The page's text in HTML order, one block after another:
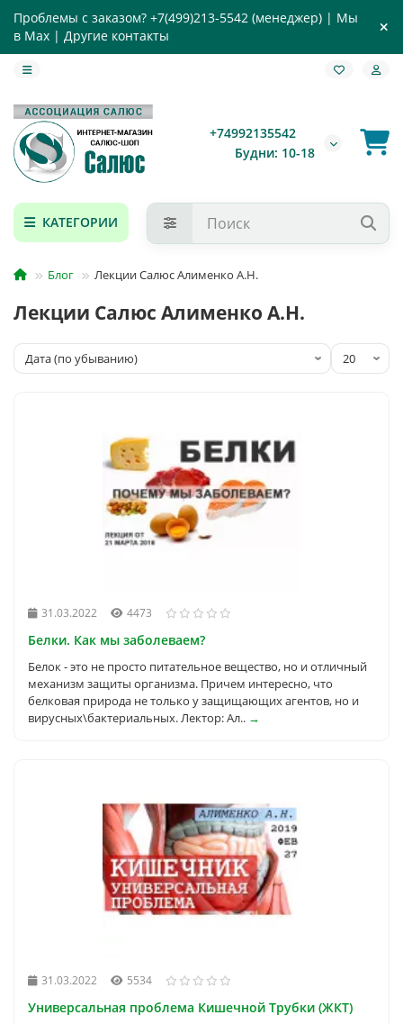
Проблемы с заказом? +7(499)213-5542 (менеджер) | Мы
в Max | Другие контакты
+74992135542
Будни: 10-18
КАТЕГОРИИ
Блог Лекции Салюс Алименко А.Н.
Лекции Салюс Алименко А.Н.
31.03.2022 4473
Белки. Как мы заболеваем?
Белок - это не просто питательное вещество, но и отличный
механизм защиты организма. Причем интересно, что
белковая природа не только у защищающих агентов, но и
вирусных\бактериальных. Лектор: Ал.. →
31.03.2022 5534
Универсальная проблема Кишечной Трубки (ЖКТ)